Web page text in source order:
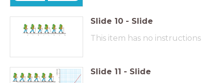
Slide 10 - Slide
This item has no instructions
Slide 11 - Slide